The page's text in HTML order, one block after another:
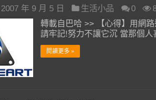
2007 年 9 月 5 日 生活小品 0
轉載自巴哈 >> 【心得】用網
請牢記!努力不讓它沉 當那個
閱讀更多 »